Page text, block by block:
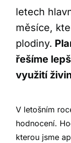
letech
měsíce,
plodiny.
řešíme
využití
V letošním
hodnocení.
kterou jsme